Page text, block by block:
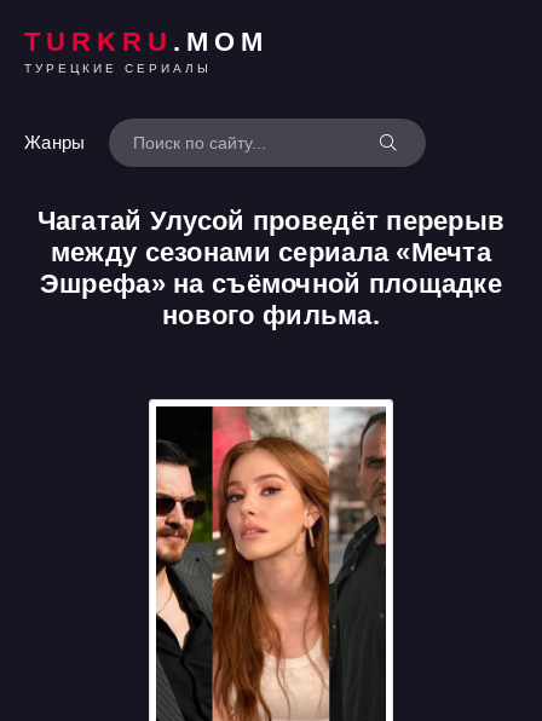
TURKRU .MOM
ТУРЕЦКИЕ СЕРИАЛЫ
Жанры
Чагатай Улусой проведёт перерыв
между сезонами сериала «Мечта
Эшрефа» на съёмочной площадке
нового фильма.